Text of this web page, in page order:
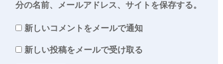
分の名前、メールアドレス、サイトを保存する。
新しいコメントをメールで通知
新しい投稿をメールで受け取る